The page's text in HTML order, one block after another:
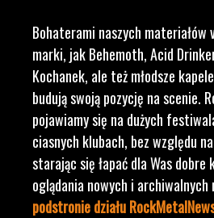
Bohaterami naszych materiałów
marki, jak Behemoth, Acid
Kochanek, ale też młodsze
budują swoją pozycję na scenie.
pojawiamy się na dużych
ciasnych klubach, bez względu
starając się łapać dla Was dobre
oglądania nowych i archiwalnych
podstronie działu